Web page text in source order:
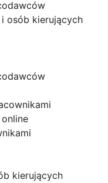
osób kierujących
kierujących